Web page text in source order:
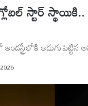
స్టార్ స్థాయికి..